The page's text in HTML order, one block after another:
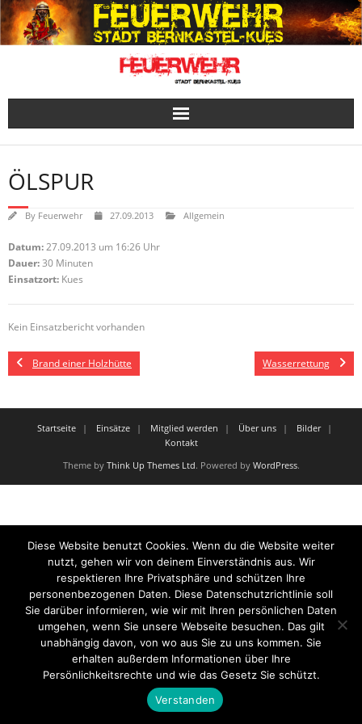
Skip
to
content
ÖLSPUR
By Feuerwehr 27.09.2013 Allgemein
Datum:27.09.2013 um 16:26 Uhr
Dauer:30 Minuten
Einsatzort: Kues
Kein Einsatzbericht vorhanden
Brand einer Holzhütte Wasserrettung
Startseite Einsätze Mitglied werden Über uns
Bilder
Kontakt
Theme by Think Up Themes Ltd. Powered by WordPress.
Diese Website benutzt Cookies. Wenn du die Website weiter
nutzt, gehen wir von deinem Einverständnis aus. Wir
respektieren Ihre Privatsphäre und schützen Ihre
personenbezogenen Daten. Diese Datenschutzrichtlinie soll
Sie darüber informieren, wie wir mit Ihren persönlichen Daten
umgehen, wenn Sie unsere Webseite besuchen. Das gilt
unabhängig davon, von wo aus Sie zu uns kommen. Sie
erhalten außerdem Informationen über Ihre
Persönlichkeitsrechte und wie das Gesetz Sie schützt.
Verstanden